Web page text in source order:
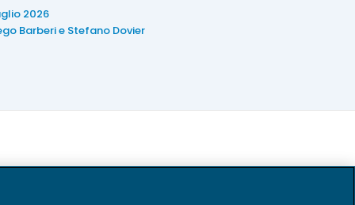
2026
Barberie Stefano Dovier